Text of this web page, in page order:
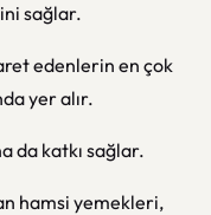
sağlar.
edenlerin en çok
yer alır.
da katkı sağlar.
hamsi yemekleri,